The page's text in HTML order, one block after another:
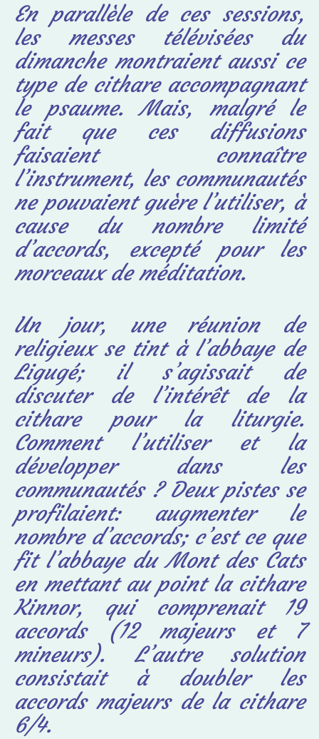
En parallèle de ces sessions,
les messes télévisées du
dimanche montraient aussi ce
type de cithare accompagnant
le psaume. Mais, malgré le
fait que ces diffusions
faisaient connaître
l’instrument, les communautés
ne pouvaient guère l’utiliser, à
cause du nombre limité
d’accords, excepté pour les
morceaux de méditation.
Un jour, une réunion de
religieux se tint à l’abbaye de
Ligugé; il s’agissait de
discuter de l’intérêt de la
cithare pour la liturgie.
Comment l’utiliser et la
développer dans les
communautés ? Deux pistes se
profilaient: augmenter le
nombre d’accords; c’est ce que
fit l’abbaye du Mont des Cats
en mettant au point la cithare
Kinnor, qui comprenait 19
accords (12 majeurs et 7
mineurs). L’autre solution
consistait à doubler les
accords majeurs de la cithare
6/4.